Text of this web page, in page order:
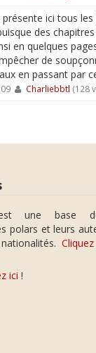
ici tous les
des
en quelques
de
en passant par
Charliebbtl (128
une base
polars et leurs
ici !